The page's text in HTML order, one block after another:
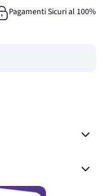
Pagamenti Sicuri al 100%